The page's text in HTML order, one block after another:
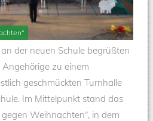
der neuen Schule begrüßten
zu einem
geschmückten Turnhalle
Im Mittelpunkt stand das
Weihnachten“, in dem